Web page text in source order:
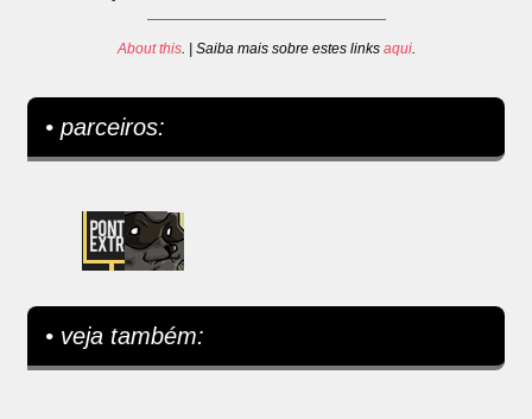
About this. | Saiba mais sobre estes links aqui.
• parceiros:
• veja também: